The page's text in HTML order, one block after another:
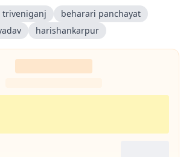
triveniganj
beharari panchayat
harishankarpur